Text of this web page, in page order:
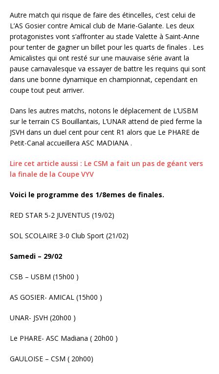
Autre match qui risque de faire des étincelles, c’est celui de
L’AS Gosier contre Amical club de Marie-Galante. Les deux
protagonistes vont s’affronter au stade Valette à Saint-Anne
pour tenter de gagner un billet pour les quarts de finales . Les
Amicalistes qui ont resté sur une mauvaise série avant la
pause carnavalesque va essayer de battre les requins qui sont
dans une bonne dynamique en championnat, cependant en
coupe tout peut arriver.
Dans les autres matchs, notons le déplacement de L’USBM
sur le terrain CS Bouillantais, L’UNAR attend de pied ferme la
JSVH dans un duel cent pour cent R1 alors que Le PHARE de
Petit-Canal accueillera ASC MADIANA .
Lire cet article aussi : Le CSM a fait un pas de géant vers
la finale de la Coupe VYV
Voici le programme des 1/8emes de finales.
RED STAR 5-2 JUVENTUS (19/02)
SOL SCOLAIRE 3-0 Club Sport (21/02)
Samedi – 29/02
CSB – USBM (15h00 )
AS GOSIER- AMICAL (15h00 )
UNAR- JSVH (20h00 )
Le PHARE- ASC Madiana ( 20h00 )
GAULOISE – CSM ( 20h00)